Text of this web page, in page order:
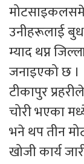
उनीहरूलाई
म्याद थप्न
जनाइएको छ ।
टीकापुर
चोरी भएका
भने थप तीन
खोजी कार्य